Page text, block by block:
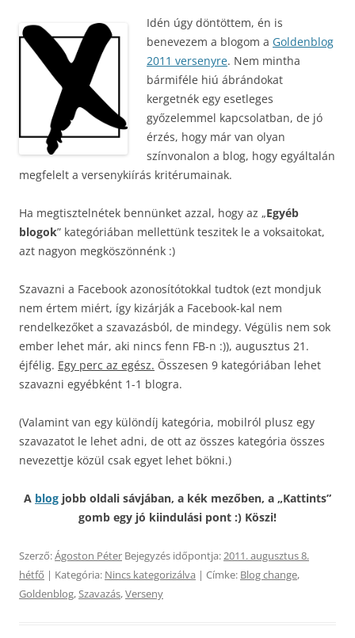
Idén úgy döntöttem, én is
benevezem a blogom a Goldenblog
2011 versenyre. Nem mintha
bármiféle hiú ábrándokat
kergetnék egy esetleges
győzelemmel kapcsolatban, de jó
érzés, hogy már van olyan
színvonalon a blog, hogy egyáltalán
megfelelt a versenykiírás kritérumainak.
Ha megtisztelnétek bennünket azzal, hogy az „Egyéb
blogok” kategóriában mellettünk teszitek le a voksaitokat,
azt nagyon megköszönnénk :)
Szavazni a Facebook azonosítótokkal tudtok (ezt mondjuk
nem értem miért, így kizárják a Facebook-kal nem
rendelkezőket a szavazásból, de mindegy. Végülis nem sok
ember lehet már, aki nincs fenn FB-n :)), augusztus 21.
éjfélig. Egy perc az egész. Összesen 9 kategóriában lehet
szavazni egyébként 1-1 blogra.
(Valamint van egy különdíj kategória, mobilról plusz egy
szavazatot le lehet adni, de ott az összes kategória összes
nevezettje közül csak egyet lehet bökni.)
A blog jobb oldali sávjában, a kék mezőben, a „Kattints”
gomb egy jó kiindulási pont :) Köszi!
Szerző:Ágoston Péter Bejegyzés időpontja:2011. augusztus 8.
hétfő | Kategória: Nincs kategorizálva | Címke: Blog change,
Goldenblog,Szavazás,Verseny